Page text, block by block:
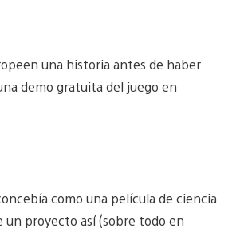
una historia antes de haber
demo gratuita del juego en
como una película de ciencia
proyecto así (sobre todo en